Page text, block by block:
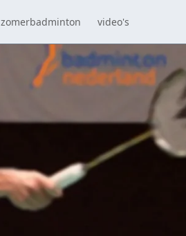
zomerbadminton video's